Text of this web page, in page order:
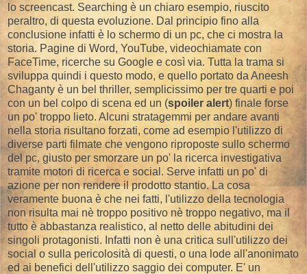
lo screencast. Searching è un chiaro esempio, riuscito
peraltro, di questa evoluzione. Dal principio fino alla
conclusione infatti è lo schermo di un pc, che ci mostra la
storia. Pagine di Word, YouTube, videochiamate con
FaceTime, ricerche su Google e così via. Tutta la trama si
sviluppa quindi i questo modo, e quello portato da Aneesh
Chaganty è un bel thriller, semplicissimo per tre quarti e poi
con un bel colpo di scena ed un (spoiler alert) finale forse
un po' troppo lieto. Alcuni stratagemmi per andare avanti
nella storia risultano forzati, come ad esempio l'utilizzo di
diverse parti filmate che vengono riproposte sullo schermo
del pc, giusto per smorzare un po' la ricerca investigativa
tramite motori di ricerca e social. Serve infatti un po' di
azione per non rendere il prodotto stantio. La cosa
veramente buona è che nei fatti, l'utilizzo della tecnologia
non risulta mai nè troppo positivo nè troppo negativo, ma il
tutto è abbastanza realistico, al netto delle abitudini dei
singoli protagonisti. Infatti non è una critica sull'utilizzo dei
social o sulla pericolosità di questi, o una lode all'anonimato
ed ai benefici dell'utilizzo saggio dei computer. E' un